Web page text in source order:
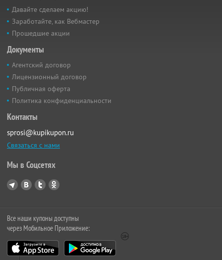
Давайте сделаем акцию!
Заработайте, как Вебмастер
Прошедшие акции
Документы
Агентский договор
Лицензионный договор
Публичная оферта
Политика конфиденциальности
Контакты
sprosi@kupikupon.ru
Связаться с нами
Мы в Соцсетях
Все наши купоны доступны
через Мобильное Приложение: